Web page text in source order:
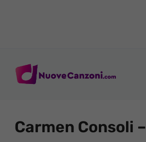
Carmen Consoli –